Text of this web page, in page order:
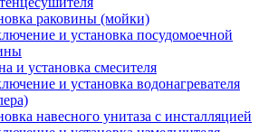
раковины (мойки)
и установка посудомоечной
и установка смесителя
и установка водонагревателя
навесного унитаза с инсталляцией